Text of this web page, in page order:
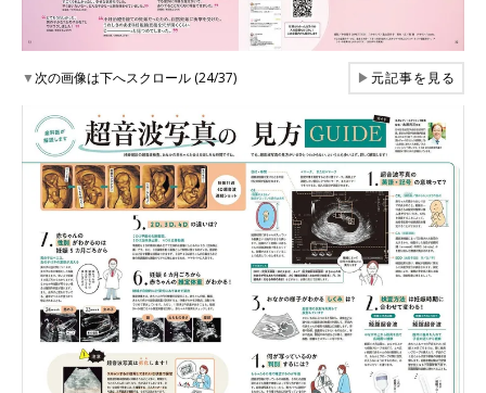
▼次の画像は下へスクロール (24/37) ▶元記事を見る